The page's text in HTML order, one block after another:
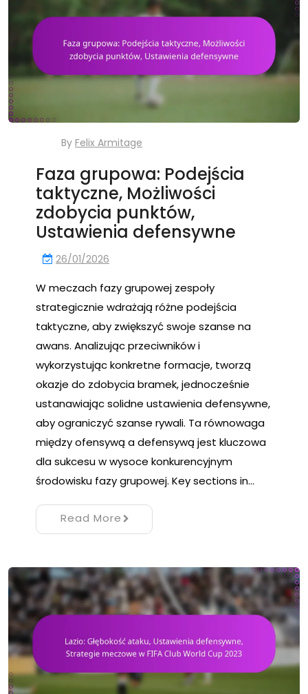
By Felix Armitage
Faza grupowa: Podejścia
taktyczne, Możliwości
zdobycia punktów,
Ustawienia defensywne
26/01/2026
W meczach fazy grupowej zespoły
strategicznie wdrażają różne podejścia
taktyczne, aby zwiększyć swoje szanse na
awans. Analizując przeciwników i
wykorzystując konkretne formacje, tworzą
okazje do zdobycia bramek, jednocześnie
ustanawiając solidne ustawienia defensywne,
aby ograniczyć szanse rywali. Ta równowaga
między ofensywą a defensywą jest kluczowa
dla sukcesu w wysoce konkurencyjnym
środowisku fazy grupowej. Key sections in…
Read More